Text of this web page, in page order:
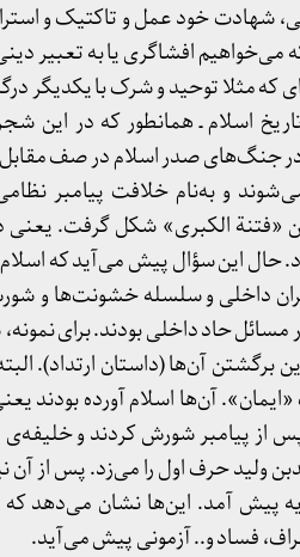
شهادت خود عمل و تاکتیک و
افشاگری یا به تعبیر
که مثلا توحید و شرک با
اسلام ـ همانطور که ‌در این
و در جنگ‌های صدر اسلام در صف
و به‌نام خلافت پیامبر
«فتنة الکبری» شکل گرفت. یعنی
حال این سؤال پیش می‌آید که
داخلی و سلسله خشونت‌ها و
حاد داخلی بودند. برای
آن‌ها (داستان ارتداد).
آن‌ها اسلام آورده
پس از پیامبر شورش کردند و
ولید حرف اول را می‌زد. پس از آن
آمد. این‌ها نشان می‌دهد که
فساد و.. آزمونی پیش می‌آید.